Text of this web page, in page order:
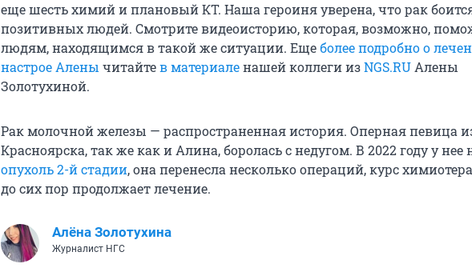
еще шесть химий и плановый КТ. Наша героиня уверена, что рак
позитивных людей. Смотрите видеоисторию, которая, возможно,
людям, находящимся в такой же ситуации. Ещеболее подробно о
настрое Алены читайтев материаленашей коллеги изNGS.RU Алены
Золотухиной.
Рак молочной железы — распространенная история. Оперная певица
Красноярска, так же как и Алина, боролась с недугом. В 2022 году у
опухоль 2-й стадии,она перенесла несколько операций, курс
до сих пор продолжает лечение.
Алёна Золотухина
Журналист НГС